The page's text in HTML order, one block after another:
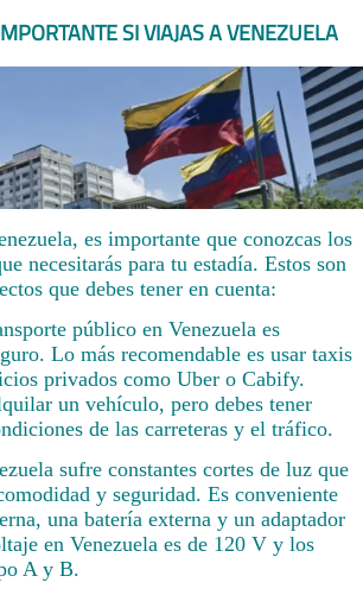
SI VIAJAS A VENEZUELA
es importante que conozcas los
necesitarás para tu estadía. Estos son
que debes tener en cuenta:
público en Venezuela es
Lo más recomendable es usar taxis
privados como Uber o Cabify.
un vehículo, pero debes tener
de las carreteras y el tráfico.
sufre constantes cortes de luz que
y seguridad. Es conveniente
una batería externa y un adaptador
en Venezuela es de 120 V y los
A y B.